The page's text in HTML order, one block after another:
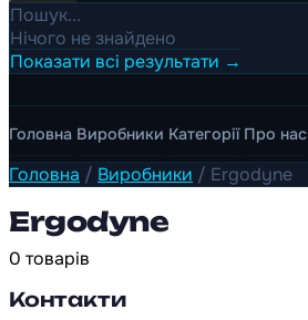
Пошук...
Нічого не знайдено
Показати всі результати →
Головна Виробники Категорії Про нас
Головна / Виробники / Ergodyne
Ergodyne
0 товарів
Контакти